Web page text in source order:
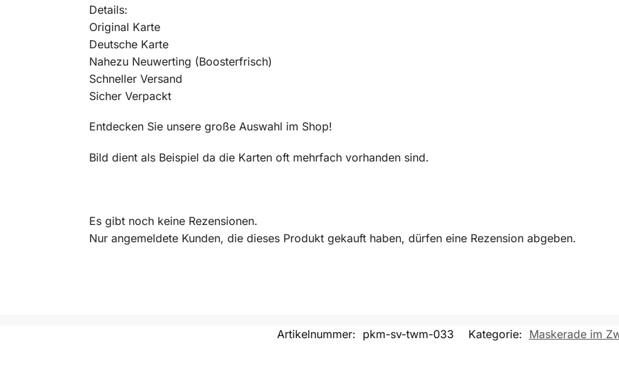
Details:
Original Karte
Deutsche Karte
Nahezu Neuwerting (Boosterfrisch)
Schneller Versand
Sicher Verpackt
Entdecken Sie unsere große Auswahl im Shop!
Bild dient als Beispiel da die Karten oft mehrfach vorhanden sind.
Es gibt noch keine Rezensionen.
Nur angemeldete Kunden, die dieses Produkt gekauft haben, dürfen eine Rezension abgeben.
Artikelnummer: pkm-sv-twm-033 Kategorie: Maskerade im